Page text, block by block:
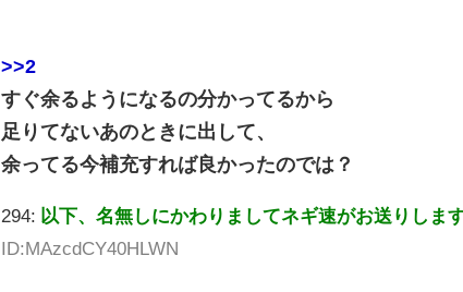
>>2
すぐ余るようになるの分かってるから
足りてないあのときに出して、
余ってる今補充すれば良かったのでは？
294: 以下、名無しにかわりましてネギ速がお送りしま
ID:MAzcdCY40HLWN